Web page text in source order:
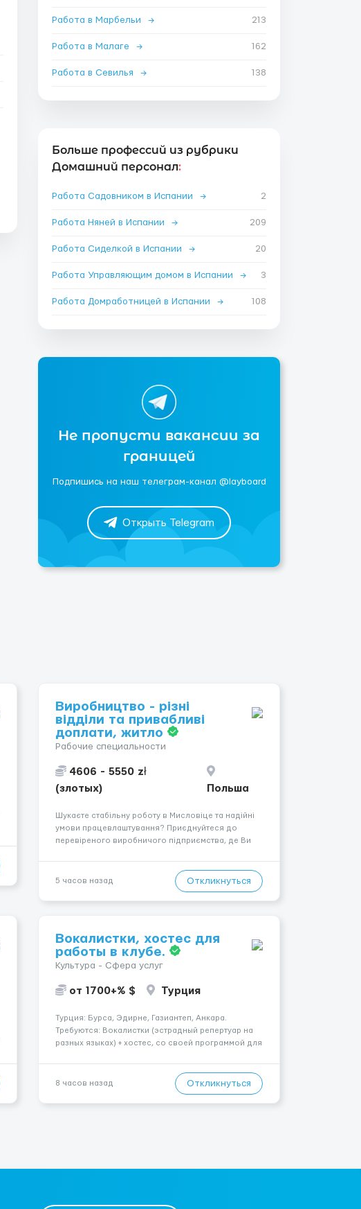
Работа в Марбельи → 213
Работа в Малаге → 162
Работа в Севилья → 138
Больше профессий из рубрики
Домашний персонал:
Работа Садовником в Испании → 2
Работа Няней в Испании → 209
Работа Сиделкой в Испании → 20
Работа Управляющим домом в Испании → 3
Работа Домработницей в Испании → 108
Не пропусти вакансии за
границей
Подпишись на наш телеграм-канал @layboard
Открыть Telegram
Виробництво - різні
відділи та привабливі
доплати, житло
Рабочие специальности
4606 - 5550 zł
(злотых)
Польша
Шукаєте стабільну роботу в Мисловіце та надійні
умови працевлаштування? Приєднуйтеся до
перевіреного виробничого підприємства, де Ви
відповідно до Ваших навичок
Локація: Мисловіце Форма пр...
5 часов назад Откликнуться
Вокалистки, хостес для
работы в клубе.
Культура - Сфера услуг
от 1700+% $ Турция
Турция: Бурса, Эдирне, Газиантеп, Анкара.
Требуются: Вокалистки (эстрадный репертуар на
разных языках) + хостеc, со своей программой для
трех месяцев. Мед. страховка. Высокая зарплат...
8 часов назад Откликнуться